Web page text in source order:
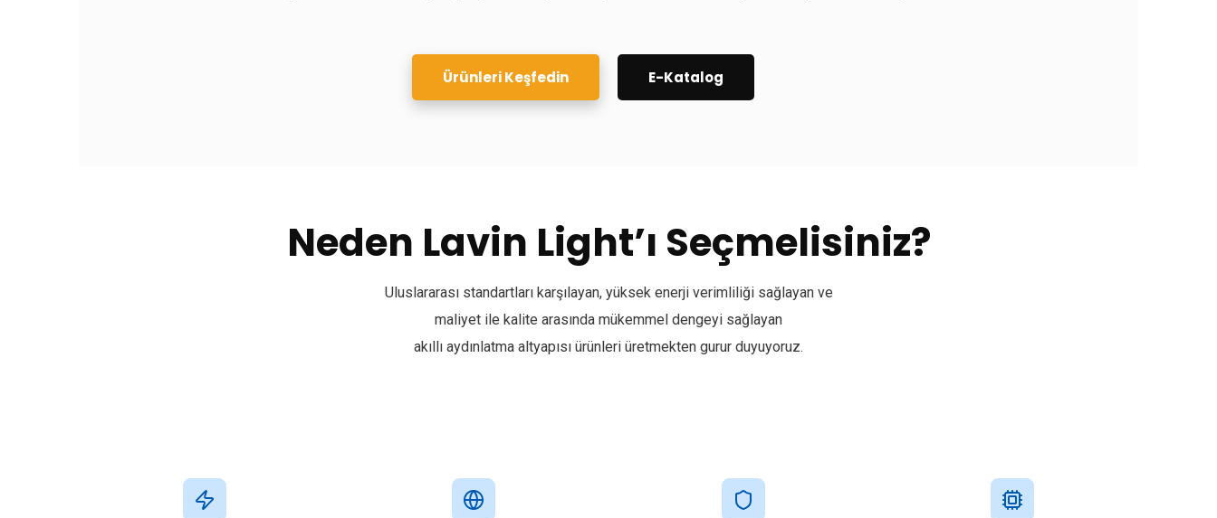
Ürünleri Keşfedin E-Katalog
Neden Lavin Light’ı Seçmelisiniz?
Uluslararası standartları karşılayan, yüksek enerji verimliliği sağlayan ve
maliyet ile kalite arasında mükemmel dengeyi sağlayan
akıllı aydınlatma altyapısı ürünleri üretmekten gurur duyuyoruz.